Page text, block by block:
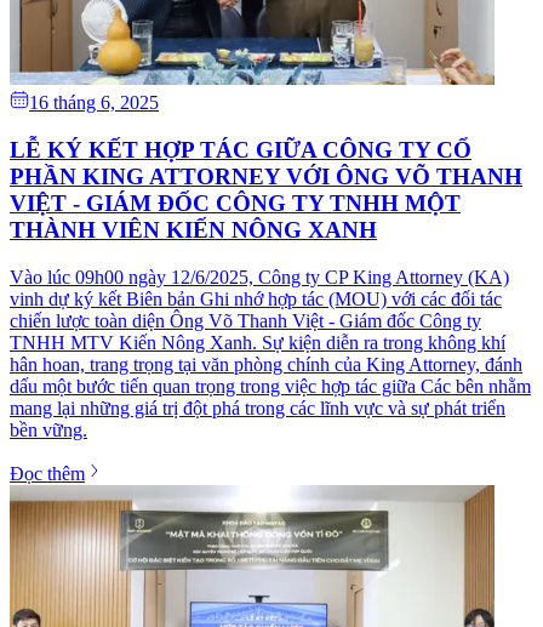
16 tháng 6, 2025
LỄ KÝ KẾT HỢP TÁC GIỮA CÔNG TY CỔ
PHẦN KING ATTORNEY VỚI ÔNG VÕ THANH
VIỆT - GIÁM ĐỐC CÔNG TY TNHH MỘT
THÀNH VIÊN KIẾN NÔNG XANH
Vào lúc 09h00 ngày 12/6/2025, Công ty CP King Attorney (KA)
vinh dự ký kết Biên bản Ghi nhớ hợp tác (MOU) với các đối tác
chiến lược toàn diện Ông Võ Thanh Việt - Giám đốc Công ty
TNHH MTV Kiến Nông Xanh. Sự kiện diễn ra trong không khí
hân hoan, trang trọng tại văn phòng chính của King Attorney, đánh
dấu một bước tiến quan trọng trong việc hợp tác giữa Các bên nhằm
mang lại những giá trị đột phá trong các lĩnh vực và sự phát triển
bền vững.
Đọc thêm